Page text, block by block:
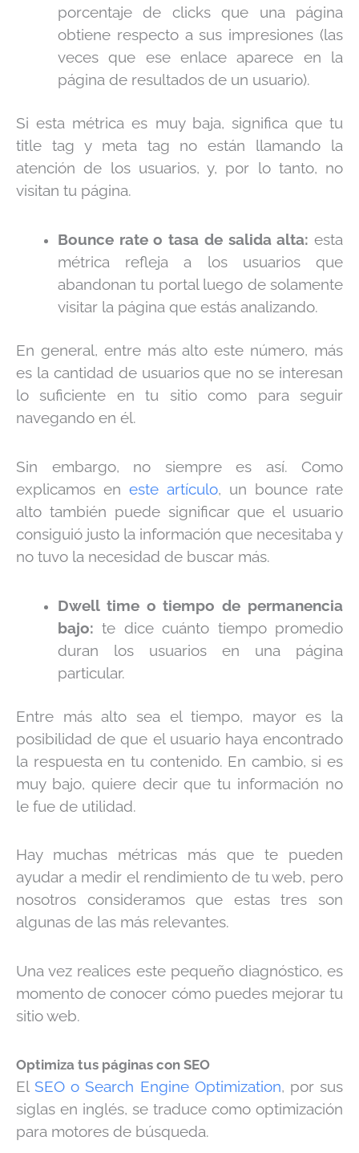
porcentaje de clicks que una página
obtiene respecto a sus impresiones (las
veces que ese enlace aparece en la
página de resultados de un usuario).
Si esta métrica es muy baja, significa que tu
title tag y meta tag no están llamando la
atención de los usuarios, y, por lo tanto, no
visitan tu página.
Bounce rate o tasa de salida alta: esta
métrica refleja a los usuarios que
abandonan tu portal luego de solamente
visitar la página que estás analizando.
En general, entre más alto este número, más
es la cantidad de usuarios que no se interesan
lo suficiente en tu sitio como para seguir
navegando en él.
Sin embargo, no siempre es así. Como
explicamos en este artículo, un bounce rate
alto también puede significar que el usuario
consiguió justo la información que necesitaba y
no tuvo la necesidad de buscar más.
Dwell time o tiempo de permanencia
bajo: te dice cuánto tiempo promedio
duran los usuarios en una página
particular.
Entre más alto sea el tiempo, mayor es la
posibilidad de que el usuario haya encontrado
la respuesta en tu contenido. En cambio, si es
muy bajo, quiere decir que tu información no
le fue de utilidad.
Hay muchas métricas más que te pueden
ayudar a medir el rendimiento de tu web, pero
nosotros consideramos que estas tres son
algunas de las más relevantes.
Una vez realices este pequeño diagnóstico, es
momento de conocer cómo puedes mejorar tu
sitio web.
Optimiza tus páginas con SEO
El SEO o Search Engine Optimization, por sus
siglas en inglés, se traduce como optimización
para motores de búsqueda.